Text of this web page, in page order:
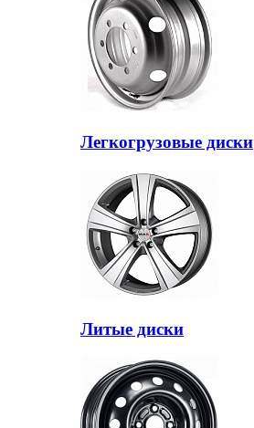
Легкогрузовые диски
Литые диски